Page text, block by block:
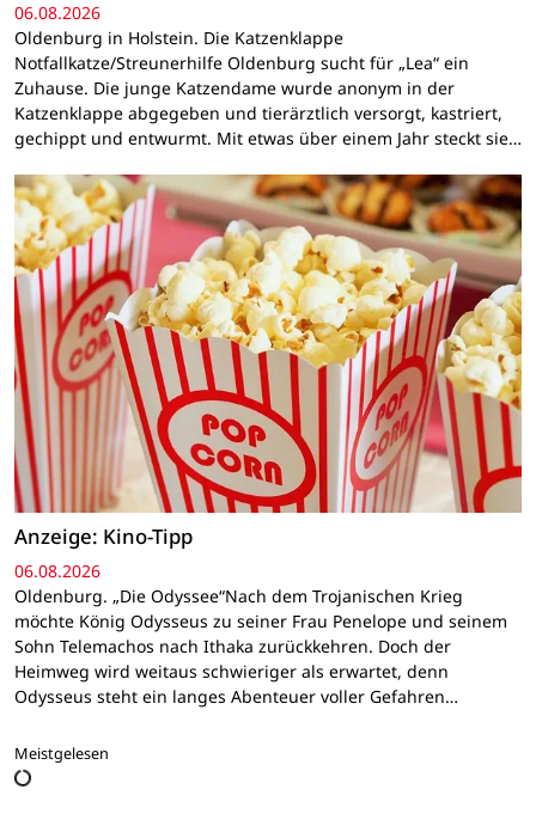
06.08.2026
Oldenburg in Holstein. Die Katzenklappe
Notfallkatze/Streunerhilfe Oldenburg sucht für „Lea“ ein
Zuhause. Die junge Katzendame wurde anonym in der
Katzenklappe abgegeben und tierärztlich versorgt, kastriert,
gechippt und entwurmt. Mit etwas über einem Jahr steckt sie…
Anzeige: Kino-Tipp
06.08.2026
Oldenburg. „Die Odyssee“Nach dem Trojanischen Krieg
möchte König Odysseus zu seiner Frau Penelope und seinem
Sohn Telemachos nach Ithaka zurückkehren. Doch der
Heimweg wird weitaus schwieriger als erwartet, denn
Odysseus steht ein langes Abenteuer voller Gefahren…
Meistgelesen